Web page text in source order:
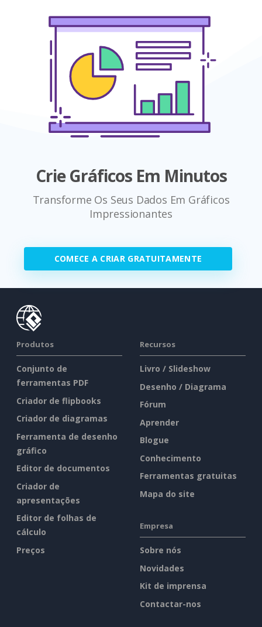
Crie Gráficos Em Minutos
Transforme Os Seus Dados Em Gráficos
Impressionantes
COMECE A CRIAR GRATUITAMENTE
Produtos
Conjunto de
ferramentas PDF
Criador de flipbooks
Criador de diagramas
Ferramenta de desenho
gráfico
Editor de documentos
Criador de
apresentações
Editor de folhas de
cálculo
Preços
Recursos
Livro / Slideshow
Desenho / Diagrama
Fórum
Aprender
Blogue
Conhecimento
Ferramentas gratuitas
Mapa do site
Empresa
Sobre nós
Novidades
Kit de imprensa
Contactar-nos